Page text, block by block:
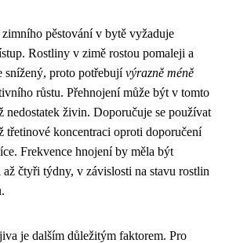
pěstování v bytě vyžaduje
Rostliny v zimě rostou pomaleji a
snížený, proto potřebujívýrazně méně
růstu. Přehnojení může být v tomto
nedostatek živin. Doporučuje se používat
koncentraci oproti doporučení
Frekvence hnojení by měla být
čtyři týdny, v závislosti na stavu rostlin
je dalším důležitým faktorem. Pro